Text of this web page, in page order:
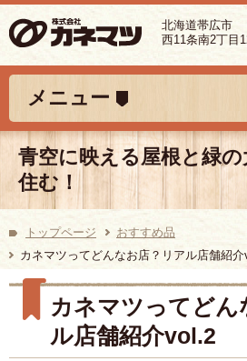
北海道帯広市
西11条南2丁目
メニュー
青空に映える屋根と緑
住む！
トップページ
おすすめ品
カネマツってどんなお店？リアル店舗紹
カネマツってどん
ル店舗紹介vol.2